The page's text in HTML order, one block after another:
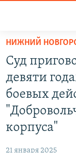
доступа
основному
содержанию
Вернутся
главной
ПОДКАСТЫ
АВТОРСКИЕ
ЦИТАТЫ
МНЕНИЯ
НИЖНИЙ
Суд
девяти
боевых
корпуса"
21 января 2025